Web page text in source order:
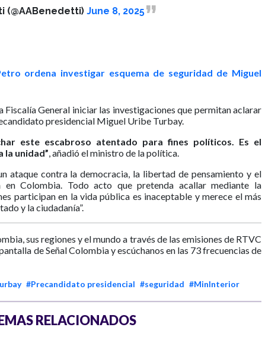
(@AABenedetti) June 8, 2025
ordena investigar esquema de seguridad de Miguel
General iniciar las investigaciones que permitan aclarar
presidencial Miguel Uribe Turbay.
este escabroso atentado para fines políticos. Es el
la unidad”, añadió el ministro de la política.
ataque contra la democracia, la libertad de pensamiento y el
Colombia. Todo acto que pretenda acallar mediante la
participan en la vida pública es inaceptable y merece el más
y la ciudadanía”.
sus regiones y el mundo a través de las emisiones de RTVC
de Señal Colombia y escúchanos en las 73 frecuencias de
#Precandidato presidencial #seguridad #MinInterior
RELACIONADOS